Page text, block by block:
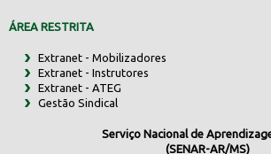
ÁREA RESTRITA
Extranet - Mobilizadores
Extranet - Instrutores
Extranet - ATEG
Gestão Sindical
Serviço Nacional de
(SENAR-AR/MS)